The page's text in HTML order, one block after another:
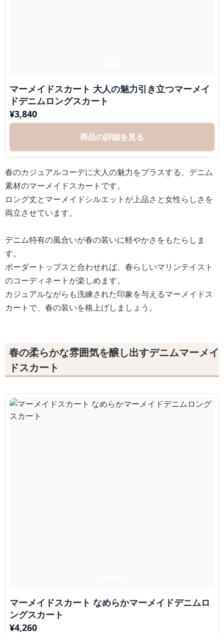
マーメイドスカート 大人の魅力引き立つマーメイ
ドデニムロングスカート
¥3,840
商品の詳細を見る
春のカジュアルコーデに大人の魅力をプラスする、デニム
素材のマーメイドスカートです。
ロング丈とマーメイドシルエットが上品さと女性らしさを
両立させています。
デニム特有の風合いが春の装いに軽やかさをもたらしま
す。
ボーダートップスと合わせれば、春らしいマリンテイスト
のコーディネートが楽しめます。
カジュアルながらも洗練された印象を与えるマーメイドス
カートで、春の装いを格上げしましょう。
春の柔らかな雰囲気を醸し出すデニムマーメイ
ドスカート
マーメイドスカート なめらかマーメイドデニムロ
ングスカート
¥4,260